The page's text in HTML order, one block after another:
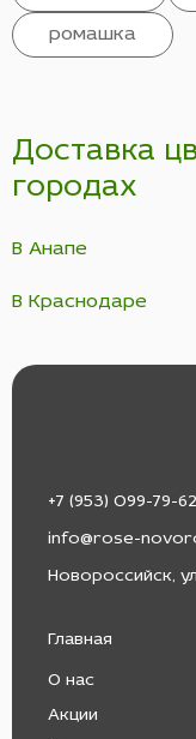
ромашка
Доставка
городах
В Анапе
В Краснодаре
+7 (953) 099-79-62
info@rose-
Новороссийск,
Главная
О нас
Акции